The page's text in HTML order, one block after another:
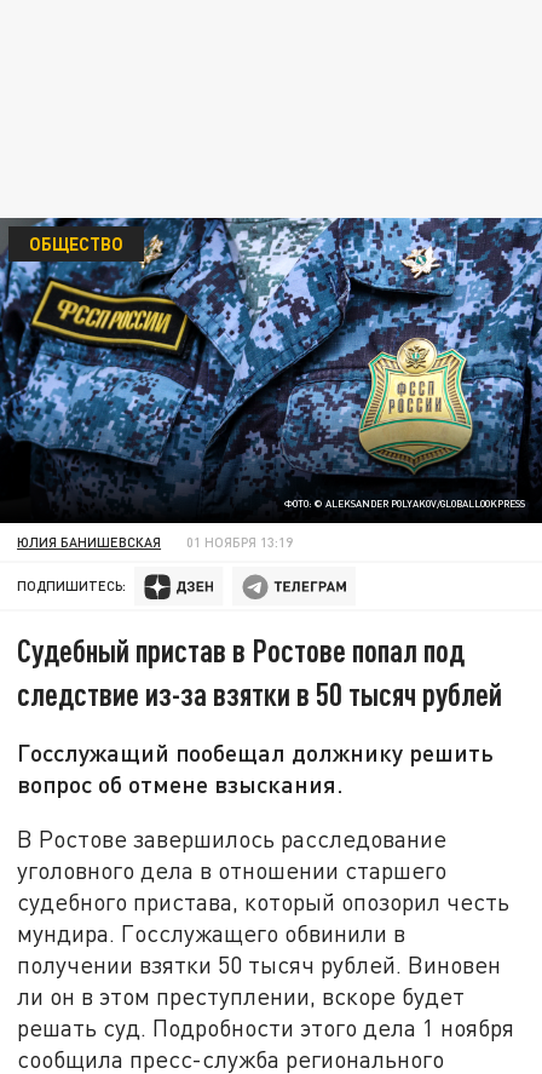
ФОТО: © ALEKSANDER POLYAKOV/GLOBALLOOKPRESS
ОБЩЕСТВО
ЮЛИЯ БАНИШЕВСКАЯ 01 НОЯБРЯ 13:19
ПОДПИШИТЕСЬ:
Судебный пристав в Ростове попал под
следствие из-за взятки в 50 тысяч рублей
Госслужащий пообещал должнику решить
вопрос об отмене взыскания.
В Ростове завершилось расследование
уголовного дела в отношении старшего
судебного пристава, который опозорил честь
мундира. Госслужащего обвинили в
получении взятки 50 тысяч рублей. Виновен
ли он в этом преступлении, вскоре будет
решать суд. Подробности этого дела 1 ноября
сообщила пресс-служба регионального